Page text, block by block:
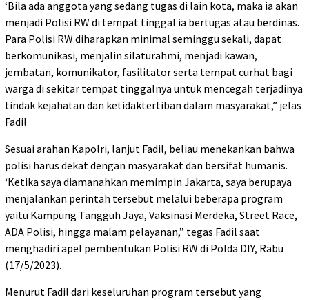
‘Bila ada anggota yang sedang tugas di lain kota, maka ia akan
menjadi Polisi RW di tempat tinggal ia bertugas atau berdinas.
Para Polisi RW diharapkan minimal seminggu sekali, dapat
berkomunikasi, menjalin silaturahmi, menjadi kawan,
jembatan, komunikator, fasilitator serta tempat curhat bagi
warga di sekitar tempat tinggalnya untuk mencegah terjadinya
tindak kejahatan dan ketidaktertiban dalam masyarakat,” jelas
Fadil
Sesuai arahan Kapolri, lanjut Fadil, beliau menekankan bahwa
polisi harus dekat dengan masyarakat dan bersifat humanis.
‘Ketika saya diamanahkan memimpin Jakarta, saya berupaya
menjalankan perintah tersebut melalui beberapa program
yaitu Kampung Tangguh Jaya, Vaksinasi Merdeka, Street Race,
ADA Polisi, hingga malam pelayanan,” tegas Fadil saat
menghadiri apel pembentukan Polisi RW di Polda DIY, Rabu
(17/5/2023).
Menurut Fadil dari keseluruhan program tersebut yang